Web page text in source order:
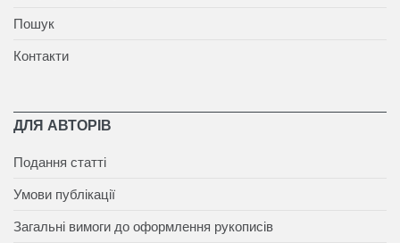
Пошук
Контакти
ДЛЯ АВТОРІВ
Подання статті
Умови публікації
Загальні вимоги до оформлення рукописів